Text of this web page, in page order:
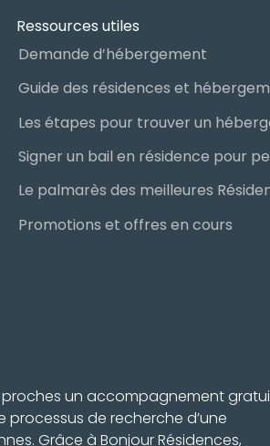
Ressources utiles
Demande d’hébergement
Promotions et offres en cours
un accompagnement
processus de recherche d’une
Grâce à Bonjour Résidences,